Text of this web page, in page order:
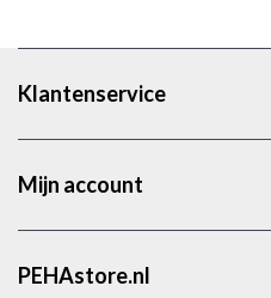
Klantenservice
Mijn account
PEHAstore.nl